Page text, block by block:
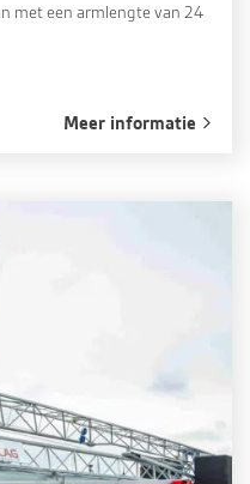
met een armlengte van 24
Meer informatie